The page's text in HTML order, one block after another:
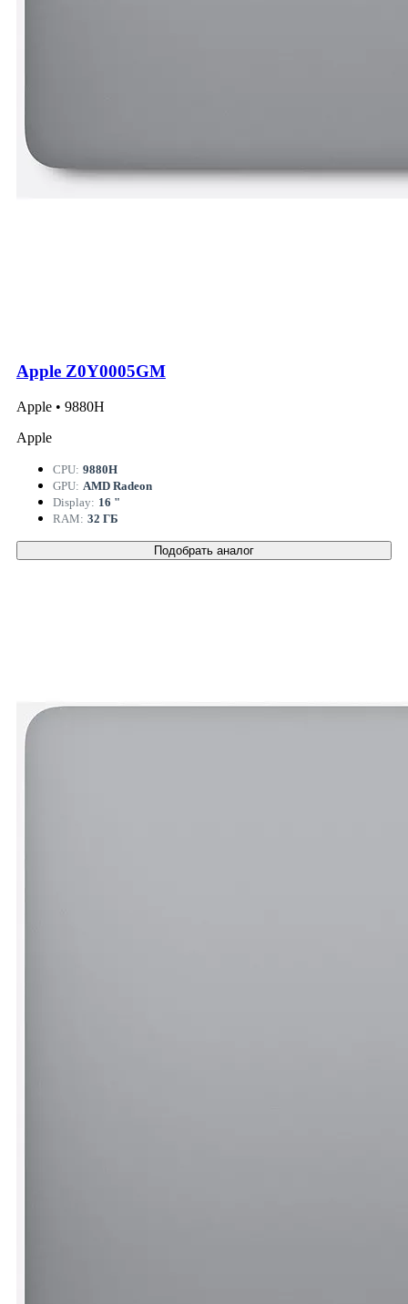
Apple Z0Y0005GM
Apple • 9880H
Apple
CPU: 9880H
GPU: AMD Radeon
Display: 16 "
RAM: 32 ГБ
Подобрать аналог